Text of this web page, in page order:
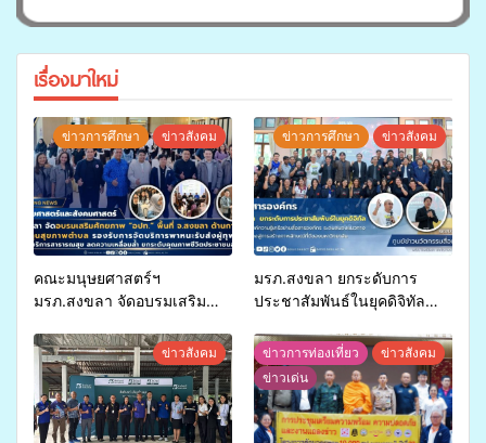
เรื่องมาใหม่
ข่าวการศึกษา ข่าวสังคม
คณะมนุษยศาสตร์ฯ
มรภ.สงขลา จัดอบรมเสริม
จ่ายงบกองทุนสุขภาพตำบล
รองรับการจัดบริการพาหนะรับ
ส่งผู้ทุพพลภาพเพื่อเข้ารับ
บริการสาธารณสุข ลดความ
เหลื่อมล้ำ ยกระดับคุณภาพ
ข่าวการศึกษา ข่าวสังคม
มรภ.สงขลา ยกระดับการ
ประชาสัมพันธ์ในยุคดิจิทัล
ข่ายสื่อสารองค์กร ระดมสมอง
วางแนวทางการทำงาน ปูทาง
สู่การสร้างภาพลักษณ์ที่ดีของ
มหาวิทยาลัย
ข่าวสังคม ข่าวการท่องเที่ยว
ข่าวสังคม
ข่าวเด่น